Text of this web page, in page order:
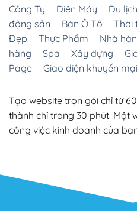
Công Ty
Điện Máy Du lịch
động sản
Bán Ô Tô Thời
Đẹp
Thực Phẩm Nhà
hàng
Spa Xây dựng
Page
Giao diện khuyến mại
Tạo website trọn gói chỉ từ
thành chỉ trong 30 phút. Một
công việc kinh doanh của